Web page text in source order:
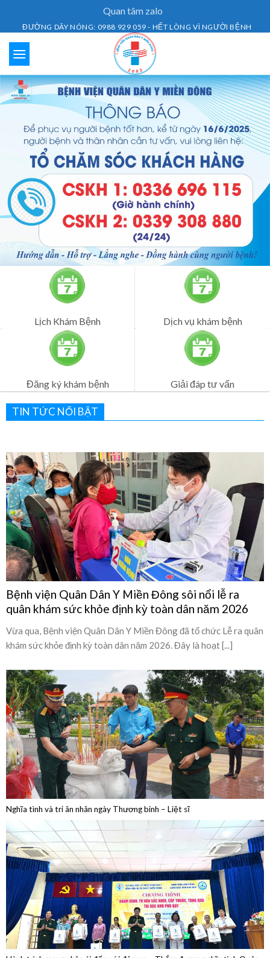
Quan tâm zalo
ĐƯỜNG DÂY NÓNG: 0988 929 059 - HẾT LÒNG VÌ NGƯỜI BỆNH
Lịch Khám Bệnh Dịch vụ khám bệnh
Đăng ký khám bệnh Giải đáp tư vấn
TIN TỨC NỔI BẬT
Bệnh viện Quân Dân Y Miền Đông sôi nổi lễ ra
quân khám sức khỏe định kỳ toàn dân năm 2026
Vừa qua, Bệnh viện Quân Dân Y Miền Đông đã tổ chức Lễ ra quân
khám sức khỏe định kỳ toàn dân năm 2026. Đây là hoạt [...]
Nghĩa tình và tri ân nhân ngày Thương binh – Liệt sĩ
Hành trình mang nhân ái đến với đảo xa – Thắm đượm nghĩa tình Quân
Dân